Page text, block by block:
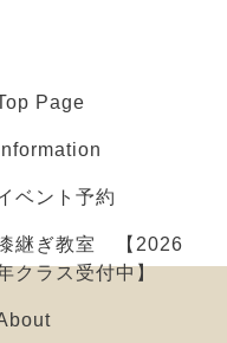
Page
Information
ベント予約
継ぎ教室 【2026
クラス受付中】